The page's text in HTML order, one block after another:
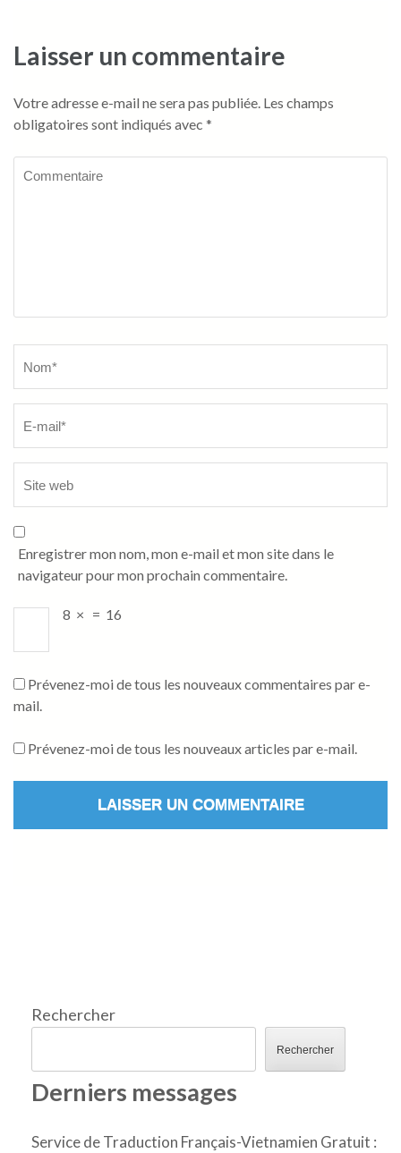
Laisser un commentaire
Votre adresse e-mail ne sera pas publiée. Les champs
obligatoires sont indiqués avec *
Enregistrer mon nom, mon e-mail et mon site dans le
navigateur pour mon prochain commentaire.
8 × = 16
Prévenez-moi de tous les nouveaux commentaires par e-
mail.
Prévenez-moi de tous les nouveaux articles par e-mail.
Rechercher
Rechercher
Derniers messages
Service de Traduction Français-Vietnamien Gratuit :